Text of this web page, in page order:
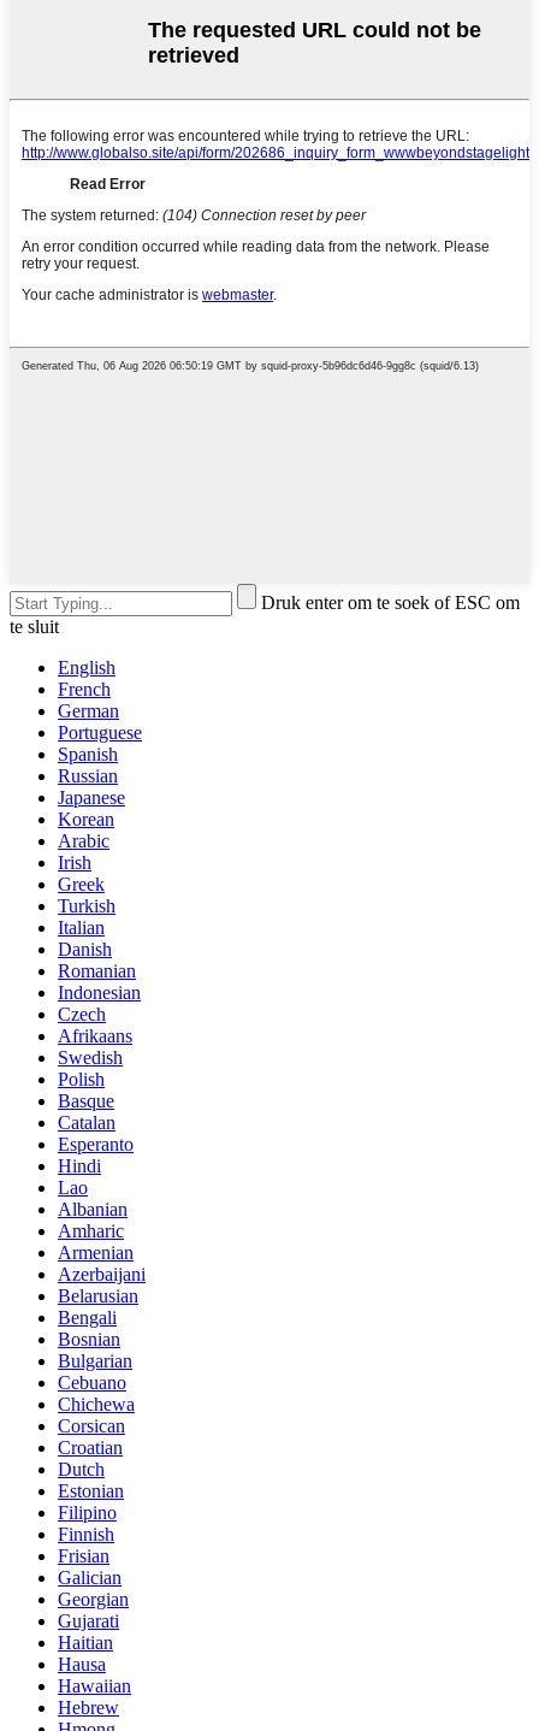
Druk enter om te soek of ESC om
te sluit
English
French
German
Portuguese
Spanish
Russian
Japanese
Korean
Arabic
Irish
Greek
Turkish
Italian
Danish
Romanian
Indonesian
Czech
Afrikaans
Swedish
Polish
Basque
Catalan
Esperanto
Hindi
Lao
Albanian
Amharic
Armenian
Azerbaijani
Belarusian
Bengali
Bosnian
Bulgarian
Cebuano
Chichewa
Corsican
Croatian
Dutch
Estonian
Filipino
Finnish
Frisian
Galician
Georgian
Gujarati
Haitian
Hausa
Hawaiian
Hebrew